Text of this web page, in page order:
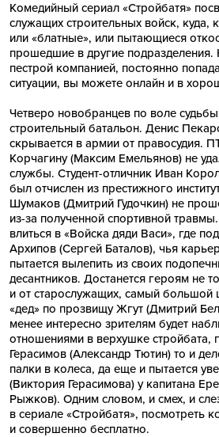
Комедийный сериал «Стройбатя»
служащих строительных войск, куда,
или «блатные», или пытающиеся
прошедшие в другие подразделения.
пестрой компанией, постоянно
ситуации, вы можете онлайн и в
Четверо новобранцев по воле
строительный батальон. Денис
скрывается в армии от правосудия.
Корчагину (Максим Емельянов) не
службы. Студент-отличник Иван
был отчислен из престижного
Шумаков (Дмитрий Гудочкин) не
из-за полученной спортивной
влиться в «Войска дяди Васи», где
Архипов (Сергей Баталов), чья
пытается вылепить из своих
десантников. Достанется героям не
и от старослужащих, самый большой
«дед» по прозвищу Жгут (Дмитрий
менее интересно зрителям будет
отношениями в верхушке стройбата,
Герасимов (Александр Тютин) то и
палки в колеса, да еще и пытается
(Виктория Герасимова) у капитана
Рыжков). Одним словом, и смех, и
в сериале «Стройбатя», посмотреть
и совершенно бесплатно.